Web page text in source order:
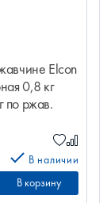
Elcon
0,8 кг
по ржав.
В наличии
В корзину